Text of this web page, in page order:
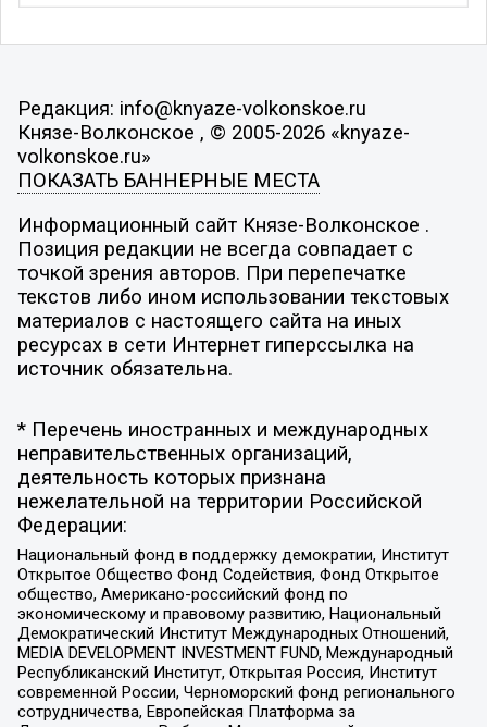
Редакция: info@knyaze-volkonskoe.ru
Князе-Волконское , © 2005-2026 «knyaze-
volkonskoe.ru»
ПОКАЗАТЬ БАННЕРНЫЕ МЕСТА
Информационный сайт Князе-Волконское .
Позиция редакции не всегда совпадает с
точкой зрения авторов. При перепечатке
текстов либо ином использовании текстовых
материалов с настоящего сайта на иных
ресурсах в сети Интернет гиперссылка на
источник обязательна.
* Перечень иностранных и международных
неправительственных организаций,
деятельность которых признана
нежелательной на территории Российской
Федерации:
Национальный фонд в поддержку демократии, Институт
Открытое Общество Фонд Содействия, Фонд Открытое
общество, Американо-российский фонд по
экономическому и правовому развитию, Национальный
Демократический Институт Международных Отношений,
MEDIA DEVELOPMENT INVESTMENT FUND, Международный
Республиканский Институт, Открытая Россия, Институт
современной России, Черноморский фонд регионального
сотрудничества, Европейская Платформа за